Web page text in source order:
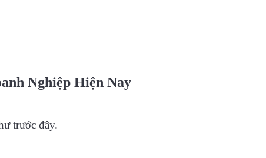
Nghiệp Hiện Nay
trước đây.